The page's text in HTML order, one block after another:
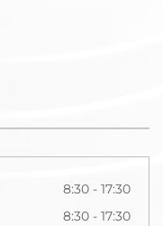
8:30 - 17:30
8:30 - 17:30